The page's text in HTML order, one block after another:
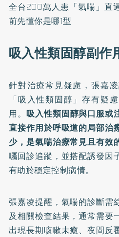
全台200萬人患「氣喘」直
前先懂你是哪1型
吸入性類固醇副作
針對治療常見疑慮，張嘉
「吸入性類固醇」存有疑
用。 吸入性類固醇與口服或
直接作用於呼吸道的局部治
少，是氣喘治療常見且有效
囑回診追蹤，並搭配誘發因
有助於穩定控制病情。
張嘉凌提醒，氣喘的診斷需
及相關檢查結果，通常需要
出現長期咳嗽未癒、夜間反